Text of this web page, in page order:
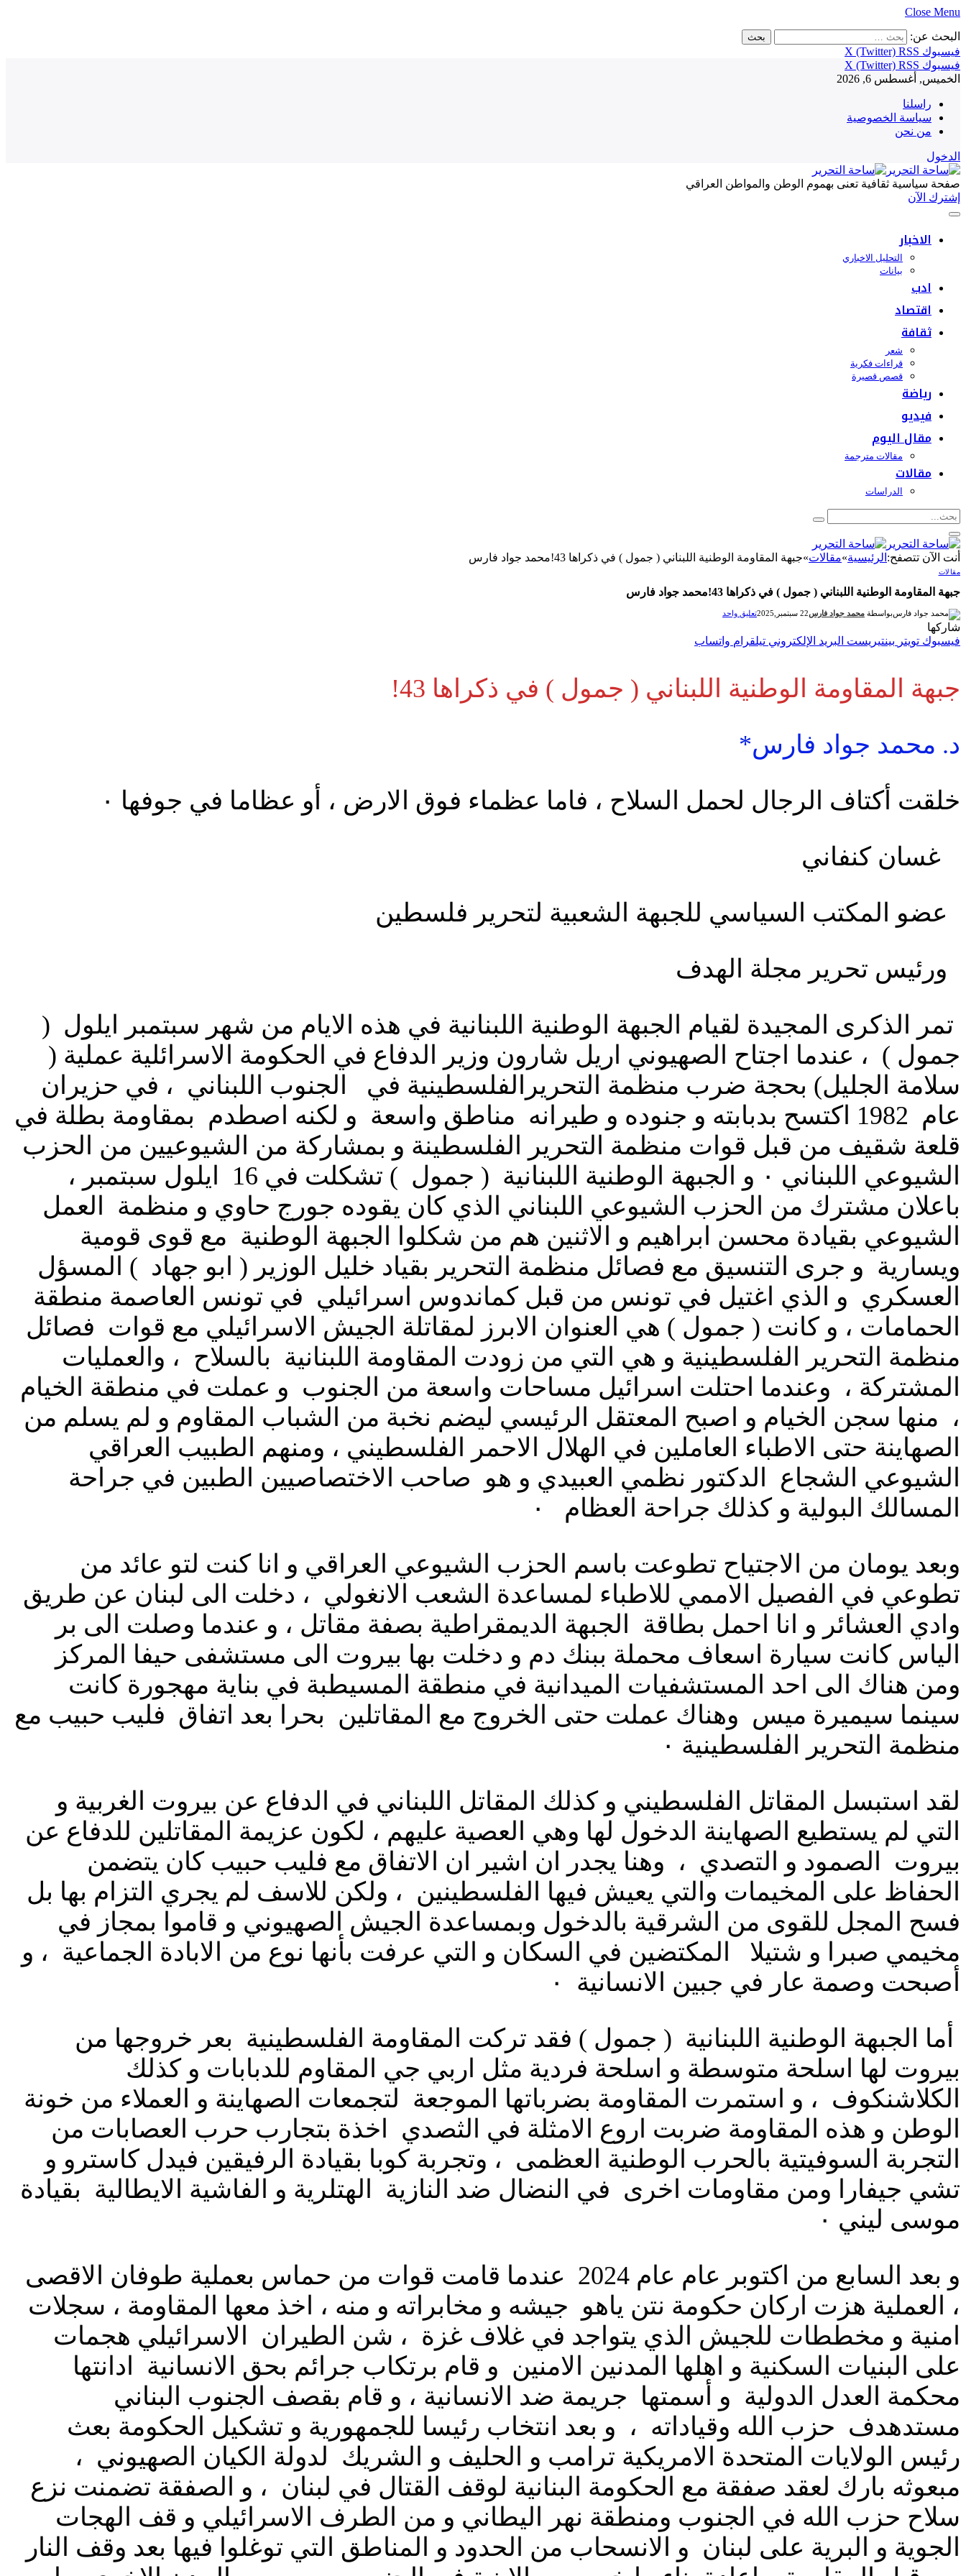
Close Menu
البحث عن:
فيسبوك
X (Twitter) RSS
فيسبوك
X (Twitter) RSS
الخميس, أغسطس 6, 2026
راسلنا
سياسة الخصوصية
من نحن
الدخول
صفحة سياسية ثقافية تعنى بهموم الوطن والمواطن العراقي
إشترك الآن
الاخبار
التحليل الاخباري
بيانات
ادب
اقتصاد
ثقافة
شعر
قراءات فكرية
قصص قصيرة
رياضة
فيديو
مقال اليوم
مقالات مترجمة
مقالات
الدراسات
أنت الآن تتصفح: الرئيسية»مقالات»جبهة المقاومة الوطنية اللبناني ( جمول ) في ذكراها 43!محمد جواد فارس
مقالات
جبهة المقاومة الوطنية اللبناني ( جمول ) في ذكراها 43!محمد جواد فارس
بواسطة محمد جواد فارس22 سبتمبر,2025 تعليق واحد
شاركها
فيسبوك تويتر بينتيريست البريد الإلكتروني تيلقرام واتساب
جبهة المقاومة الوطنية اللبناني ( جمول ) في ذكراها 43!
د. محمد جواد فارس*
خلقت أكتاف الرجال لحمل السلاح ، فاما عظماء فوق الارض ، أو عظاما في جوفها ٠
غسان كنفاني
عضو المكتب السياسي للجبهة الشعبية لتحرير فلسطين
ورئيس تحرير مجلة الهدف
تمر الذكرى المجيدة لقيام الجبهة الوطنية اللبنانية في هذه الايام من شهر سبتمبر ايلول (
جمول ) ، عندما اجتاح الصهيوني اريل شارون وزير الدفاع في الحكومة الاسرائلية عملية (
سلامة الجليل) بحجة ضرب منظمة التحريرالفلسطينية في الجنوب اللبناني ، في حزيران
عام 1982 اكتسح بدبابته و جنوده و طيرانه مناطق واسعة و لكنه اصطدم بمقاومة بطلة في
قلعة شقيف من قبل قوات منظمة التحرير الفلسطينة و بمشاركة من الشيوعيين من الحزب
الشيوعي اللبناني ٠ و الجبهة الوطنية اللبنانية ( جمول ) تشكلت في 16 ايلول سبتمبر ،
باعلان مشترك من الحزب الشيوعي اللبناني الذي كان يقوده جورج حاوي و منظمة العمل
الشيوعي بقيادة محسن ابراهيم و الاثنين هم من شكلوا الجبهة الوطنية مع قوى قومية
ويسارية و جرى التنسيق مع فصائل منظمة التحرير بقياد خليل الوزير ( ابو جهاد ) المسؤل
العسكري و الذي اغتيل في تونس من قبل كماندوس اسرائيلي في تونس العاصمة منطقة
الحمامات ، و كانت ( جمول ) هي العنوان الابرز لمقاتلة الجيش الاسرائيلي مع قوات فصائل
منظمة التحرير الفلسطينية و هي التي من زودت المقاومة اللبنانية بالسلاح ، والعمليات
المشتركة ، وعندما احتلت اسرائيل مساحات واسعة من الجنوب و عملت في منطقة الخيام
، منها سجن الخيام و اصبح المعتقل الرئيسي ليضم نخبة من الشباب المقاوم و لم يسلم من
الصهاينة حتى الاطباء العاملين في الهلال الاحمر الفلسطيني ، ومنهم الطبيب العراقي
الشيوعي الشجاع الدكتور نظمي العبيدي و هو صاحب الاختصاصيين الطبين في جراحة
المسالك البولية و كذلك جراحة العظام ٠
وبعد يومان من الاجتياح تطوعت باسم الحزب الشيوعي العراقي و انا كنت لتو عائد من
تطوعي في الفصيل الاممي للاطباء لمساعدة الشعب الانغولي ، دخلت الى لبنان عن طريق
وادي العشائر و انا احمل بطاقة الجبهة الديمقراطية بصفة مقاتل ، و عندما وصلت الى بر
الياس كانت سيارة اسعاف محملة ببنك دم و دخلت بها بيروت الى مستشفى حيفا المركز
ومن هناك الى احد المستشفيات الميدانية في منطقة المسيطبة في بناية مهجورة كانت
سينما سيميرة ميس وهناك عملت حتى الخروج مع المقاتلين بحرا بعد اتفاق فليب حبيب مع
منظمة التحرير الفلسطينية ٠
لقد استبسل المقاتل الفلسطيني و كذلك المقاتل اللبناني في الدفاع عن بيروت الغربية و
التي لم يستطيع الصهاينة الدخول لها وهي العصية عليهم ، لكون عزيمة المقاتلين للدفاع عن
بيروت الصمود و التصدي ، وهنا يجدر ان اشير ان الاتفاق مع فليب حبيب كان يتضمن
الحفاظ على المخيمات والتي يعيش فيها الفلسطينين ، ولكن للاسف لم يجري التزام بها بل
فسح المجل للقوى من الشرقية بالدخول وبمساعدة الجيش الصهيوني و قاموا بمجاز في
مخيمي صبرا و شتيلا المكتضين في السكان و التي عرفت بأنها نوع من الابادة الجماعية ، و
أصبحت وصمة عار في جبين الانسانية ٠
أما الجبهة الوطنية اللبنانية ( جمول ) فقد تركت المقاومة الفلسطينية بعر خروجها من
بيروت لها اسلحة متوسطة و اسلحة فردية مثل اربي جي المقاوم للدبابات و كذلك
الكلاشنكوف ، و استمرت المقاومة بضرباتها الموجعة لتجمعات الصهاينة و العملاء من خونة
الوطن و هذه المقاومة ضربت اروع الامثلة في الثصدي اخذة بتجارب حرب العصابات من
التجربة السوفيتية بالحرب الوطنية العظمى ، وتجربة كوبا بقيادة الرفيقين فيدل كاسترو و
تشي جيفارا ومن مقاومات اخرى في النضال ضد النازية الهتلرية و الفاشية الايطالية بقيادة
موسى ليني ٠
و بعد السابع من اكتوبر عام عام 2024 عندما قامت قوات من حماس بعملية طوفان الاقصى
، العملية هزت اركان حكومة نتن ياهو جيشه و مخابراته و منه ، اخذ معها المقاومة ، سجلات
امنية و مخططات للجيش الذي يتواجد في غلاف غزة ، شن الطيران الاسرائيلي هجمات
على البنيات السكنية و اهلها المدنين الامنين و قام برتكاب جرائم بحق الانسانية ادانتها
محكمة العدل الدولية و أسمتها جريمة ضد الانسانية ، و قام بقصف الجنوب البناني
مستدهدف حزب الله وقياداته ، و بعد انتخاب رئيسا للجمهورية و تشكيل الحكومة بعث
رئيس الولايات المتحدة الامريكية ترامب و الحليف و الشريك لدولة الكيان الصهيوني ،
مبعوثه بارك لعقد صفقة مع الحكومة البنانية لوقف القتال في لبنان ، و الصفقة تضمنت نزع
سلاح حزب الله في الجنوب ومنطقة نهر اليطاني و من الطرف الاسرائيلي و قف الهجات
الجوية و البرية على لبنان و الانسحاب من الحدود و المناطق التي توغلوا فيها بعد وقف النار